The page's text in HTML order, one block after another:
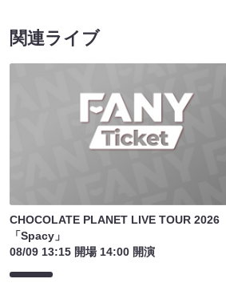
関連ライブ
CHOCOLATE PLANET LIVE TOUR 2026
「Spacy」
08/09 13:15 開場 14:00 開演